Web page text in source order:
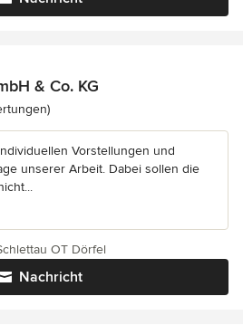
& Co. KG
5 von 5 Sternen
Vorstellungen und
unserer Arbeit. Dabei sollen die
Nachricht
OT Dörfel